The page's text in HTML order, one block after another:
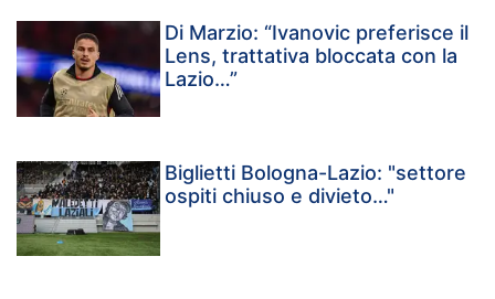
Di Marzio: “Ivanovic preferisce il
Lens, trattativa bloccata con la
Lazio…”
Biglietti Bologna-Lazio: "settore
ospiti chiuso e divieto…"